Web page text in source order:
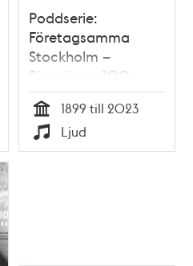
Poddserie:
Företagsamma
Stockholm –
Ringvägen 100,
Åhléns
Tid
1899 till 2023
Typ
Ljud